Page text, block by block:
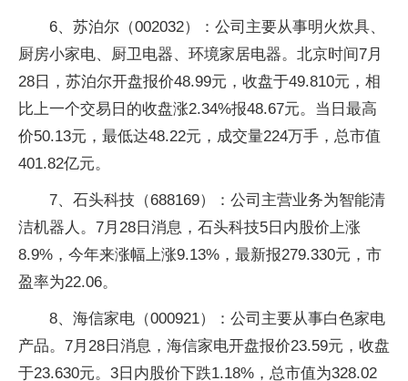
6、苏泊尔（002032）：公司主要从事明火炊具、
厨房小家电、厨卫电器、环境家居电器。北京时间7月
28日，苏泊尔开盘报价48.99元，收盘于49.810元，相
比上一个交易日的收盘涨2.34%报48.67元。当日最高
价50.13元，最低达48.22元，成交量224万手，总市值
401.82亿元。
7、石头科技（688169）：公司主营业务为智能清
洁机器人。7月28日消息，石头科技5日内股价上涨
8.9%，今年来涨幅上涨9.13%，最新报279.330元，市
盈率为22.06。
8、海信家电（000921）：公司主要从事白色家电
产品。7月28日消息，海信家电开盘报价23.59元，收盘
于23.630元。3日内股价下跌1.18%，总市值为328.02